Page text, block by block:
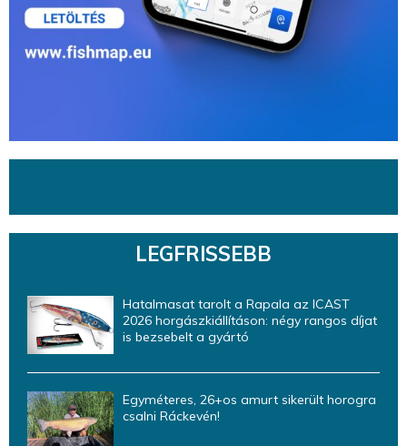
LEGFRISSEBB
Hatalmasat tarolt a Rapala az ICAST
2026 horgászkiállításon: négy rangos díjat
is bezsebelt a gyártó
Egyméteres, 26+os amurt sikerült horogra
csalni Ráckevén!